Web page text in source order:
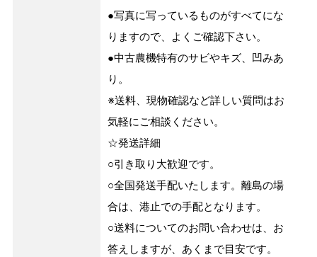
●写真に写っているものがすべてにな
りますので、よくご確認下さい。
●中古農機特有のサビやキズ、凹みあ
り。
※送料、現物確認など詳しい質問はお
気軽にご相談ください。
☆発送詳細
○引き取り大歓迎です。
○全国発送手配いたします。離島の場
合は、港止での手配となります。
○送料についてのお問い合わせは、お
答えしますが、あくまで目安です。